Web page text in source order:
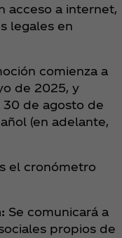
acceso a internet,
legales en
comienza a
de 2025, y
30 de agosto de
(en adelante,
el cronómetro
Se comunicará a
propios de